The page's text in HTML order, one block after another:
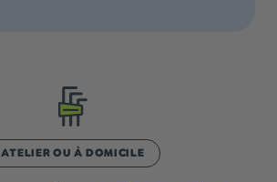
ATELIER OU À DOMICILE